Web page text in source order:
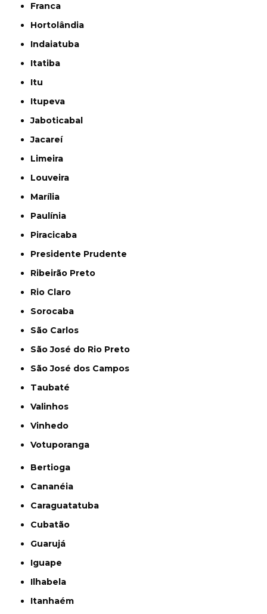
Franca
Hortolândia
Indaiatuba
Itatiba
Itu
Itupeva
Jaboticabal
Jacareí
Limeira
Louveira
Marília
Paulínia
Piracicaba
Presidente Prudente
Ribeirão Preto
Rio Claro
Sorocaba
São Carlos
São José do Rio Preto
São José dos Campos
Taubaté
Valinhos
Vinhedo
Votuporanga
Bertioga
Cananéia
Caraguatatuba
Cubatão
Guarujá
Iguape
Ilhabela
Itanhaém